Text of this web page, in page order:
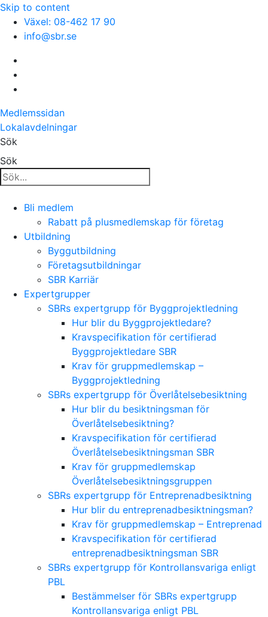
Skip to content
Växel: 08-462 17 90
info@sbr.se
Medlemssidan
Lokalavdelningar
Sök
Sök
Bli medlem
Rabatt på plusmedlemskap för företag
Utbildning
Byggutbildning
Företagsutbildningar
SBR Karriär
Expertgrupper
SBRs expertgrupp för Byggprojektledning
Hur blir du Byggprojektledare?
Kravspecifikation för certifierad
Byggprojektledare SBR
Krav för gruppmedlemskap –
Byggprojektledning
SBRs expertgrupp för Överlåtelsebesiktning
Hur blir du besiktningsman för
Överlåtelsebesiktning?
Kravspecifikation för certifierad
Överlåtelsebesiktningsman SBR
Krav för gruppmedlemskap
Överlåtelsebesiktningsgruppen
SBRs expertgrupp för Entreprenadbesiktning
Hur blir du entreprenadbesiktningsman?
Krav för gruppmedlemskap – Entreprenad
Kravspecifikation för certifierad
entreprenadbesiktningsman SBR
SBRs expertgrupp för Kontrollansvariga enligt
PBL
Bestämmelser för SBRs expertgrupp
Kontrollansvariga enligt PBL